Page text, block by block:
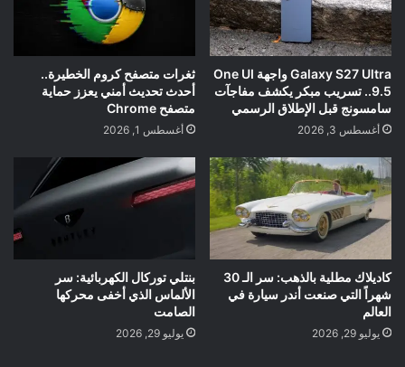
Galaxy S27 Ultra واجهة One UI
9.5.. تسريب مبكر يكشف مفاجآت
سامسونج قبل الإطلاق الرسمي
أغسطس 3, 2026
ثغرات متصفح كروم الخطيرة..
أحدث تحديث أمني يعزز حماية
متصفح Chrome
أغسطس 1, 2026
كاديلاك مطلية بالذهب: سر الـ 30
شهراً التي صنعت أندر سيارة في
العالم
يوليو 29, 2026
بنتلي توركال الكهربائية: سر
الألماس الذي أخفى محركها
الصامت
يوليو 29, 2026